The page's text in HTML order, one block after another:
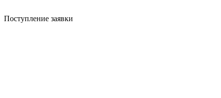
Поступление заявки